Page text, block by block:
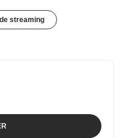
streaming